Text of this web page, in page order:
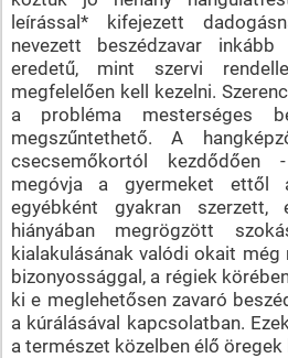
leírással* kifejezett
nevezett beszédzavar inkább
eredetű, mint szervi
megfelelően kell kezelni.
a probléma mesterséges
megszűntethető. A
csecsemőkortól kezdődően
megóvja a gyermeket ettől
egyébként gyakran szerzett,
hiányában megrögzött
kialakulásának valódi okait
bizonyossággal, a régiek
ki e meglehetősen zavaró
a kúrálásával kapcsolatban.
a természet közelben élő